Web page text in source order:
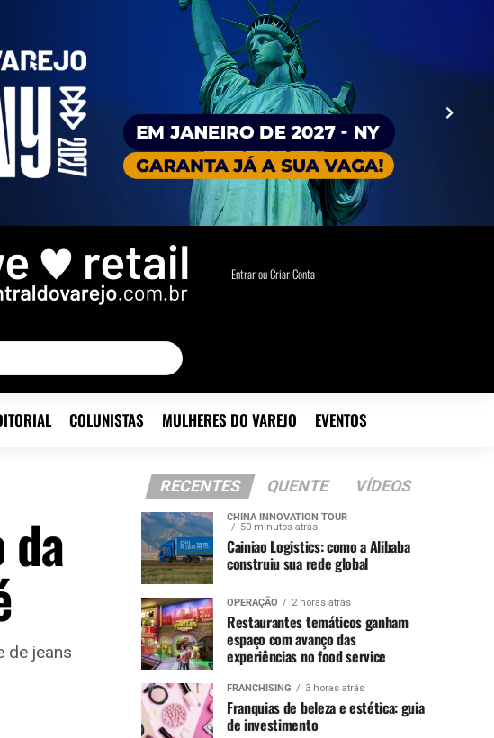
Entrar ou Criar Conta
COLUNISTAS MULHERES DO VAREJO EVENTOS
da
de jeans
RECENTES QUENTE VÍDEOS
CHINA INNOVATION TOUR
50 minutos atrás
Cainiao Logistics: como a Alibaba
construiu sua rede global
OPERAÇÃO 2 horas atrás
Restaurantes temáticos ganham
espaço com avanço das
experiências no food service
FRANCHISING 3 horas atrás
Franquias de beleza e estética: guia
de investimento